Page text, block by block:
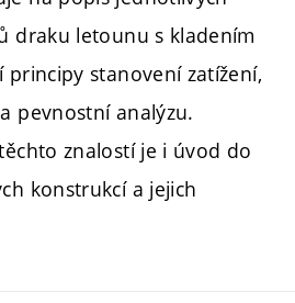
draku letounu s kladením
principy stanovení zatížení,
pevnostní analýzu.
znalostí je i úvod do
konstrukcí a jejich